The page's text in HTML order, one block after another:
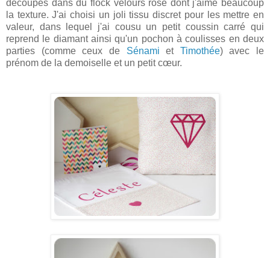
découpés dans du flock velours rose dont j'aime beaucoup
la texture. J'ai choisi un joli tissu discret pour les mettre en
valeur, dans lequel j'ai cousu un petit coussin carré qui
reprend le diamant ainsi qu'un pochon à coulisses en deux
parties (comme ceux de Sénami et Timothée) avec le
prénom de la demoiselle et un petit cœur.